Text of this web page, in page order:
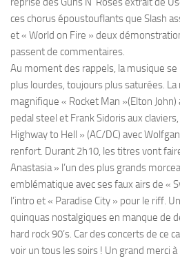
ces chorus époustouflants que Slash
et « World on Fire » deux
passent de commentaires.
Au moment des rappels, la musique
plus lourdes, toujours plus saturées.
magnifique « Rocket Man »(Elton John)
pedal steel et Frank Sidoris aux
Highway to Hell » (AC/DC) avec
renfort. Durant 2h10, les titres vont
Anastasia » l’un des plus grands
emblématique avec ses faux airs de «
l’intro et « Paradise City » pour le riff.
quinquas nostalgiques en manque de
hard rock 90’s. Car des concerts de ce
voir un tous les soirs ! Un grand merci